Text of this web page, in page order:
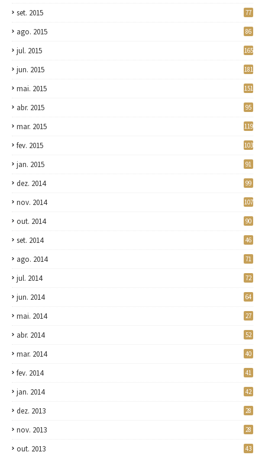
set. 2015 77
ago. 2015 86
jul. 2015 165
jun. 2015 181
mai. 2015 151
abr. 2015 95
mar. 2015 119
fev. 2015 103
jan. 2015 91
dez. 2014 99
nov. 2014 107
out. 2014 90
set. 2014 46
ago. 2014 71
jul. 2014 72
jun. 2014 64
mai. 2014 27
abr. 2014 52
mar. 2014 40
fev. 2014 41
jan. 2014 42
dez. 2013 28
nov. 2013 28
out. 2013 43